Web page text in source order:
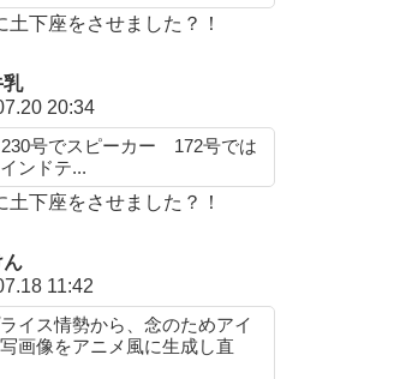
土下座をさせました？！
乳
20:34
230号でスピーカー 172号では
ンドテ...
土下座をさせました？！
ん
11:42
イス情勢から、念のためアイ
画像をアニメ風に生成し直